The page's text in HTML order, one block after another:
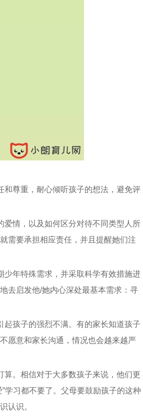
和尊重，耐心倾听孩子的想法，避免评
爱情，以及如何区分对待不同类型人所
需要承担相应责任，并且提醒她们注
年特殊需求，并采取科学有效措施进
去启发他/她内心深处最基本需求：寻
孩子的强烈不满。有的家长知道孩子
愿意和家长沟通，情况也会越来越严
。相信对于大多数孩子来说，他们更
学习都不要了。父母要鼓励孩子的这种
认识。